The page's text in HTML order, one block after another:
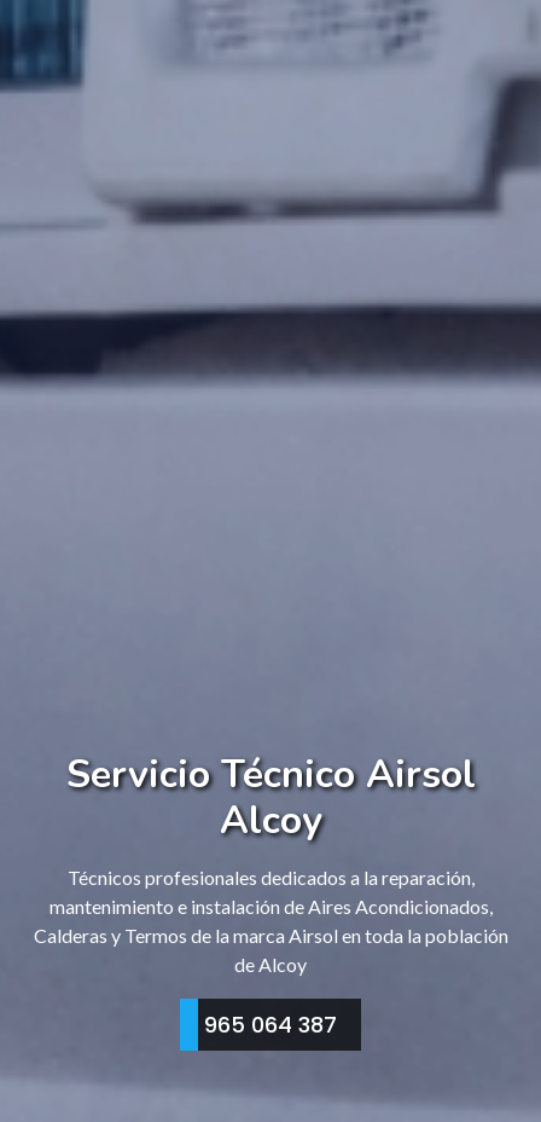
Servicio Técnico Airsol
Alcoy
Técnicos profesionales dedicados a la reparación,
mantenimiento e instalación de Aires Acondicionados,
Calderas y Termos de la marca Airsol en toda la población
de Alcoy
965 064 387